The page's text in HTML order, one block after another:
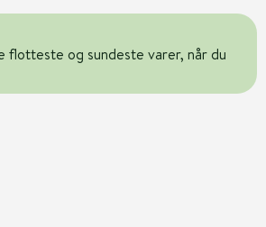
flotteste og sundeste varer, når du